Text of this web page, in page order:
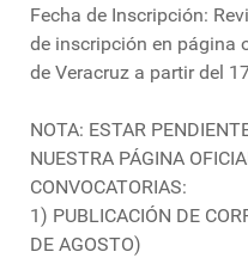
Fecha de Inscripción:
de inscripción en página
de Veracruz a partir del
NOTA: ESTAR
NUESTRA PÁGINA
CONVOCATORIAS:
1) PUBLICACIÓN DE
DE AGOSTO)